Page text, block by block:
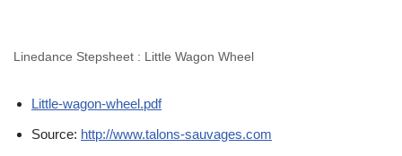
Linedance Stepsheet : Little Wagon Wheel
Little-wagon-wheel.pdf
Source: http://www.talons-sauvages.com